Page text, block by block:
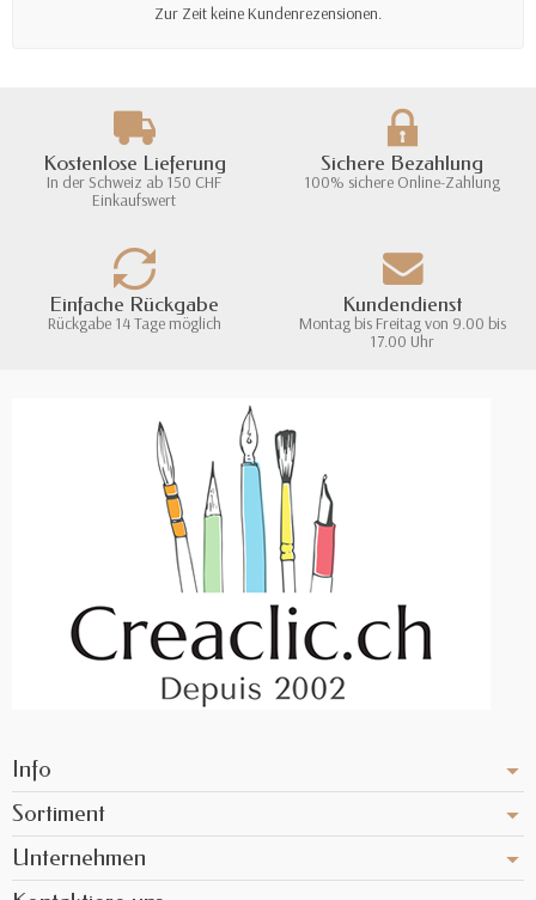
Zur Zeit keine Kundenrezensionen.
Kostenlose Lieferung
In der Schweiz ab 150 CHF
Einkaufswert
Sichere Bezahlung
100% sichere Online-Zahlung
Einfache Rückgabe
Rückgabe 14 Tage möglich
Kundendienst
Montag bis Freitag von 9.00 bis
17.00 Uhr
Info
Sortiment
Unternehmen